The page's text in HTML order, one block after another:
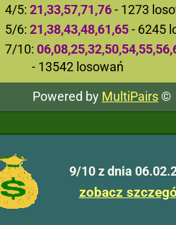
4/5: 21,33,57,71,76- 1273
5/6: 21,38,43,48,61,65- 6245
7/10:
- 13542 losowań
Powered by MultiPairs©
9/10 z dnia
zobacz